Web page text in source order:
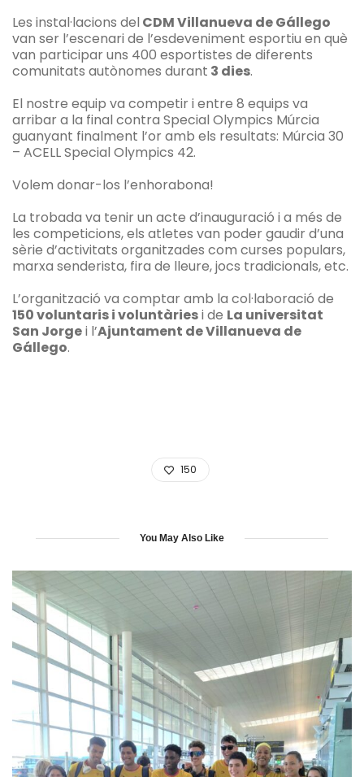
Les instal·lacions del CDM Villanueva de Gállego
van ser l’escenari de l’esdeveniment esportiu en què
van participar uns 400 esportistes de diferents
comunitats autònomes durant 3 dies.
El nostre equip va competir i entre 8 equips va
arribar a la final contra Special Olympics Múrcia
guanyant finalment l’or amb els resultats: Múrcia 30
– ACELL Special Olympics 42.
Volem donar-los l’enhorabona!
La trobada va tenir un acte d’inauguració i a més de
les competicions, els atletes van poder gaudir d’una
sèrie d’activitats organitzades com curses populars,
marxa senderista, fira de lleure, jocs tradicionals, etc.
L’organització va comptar amb la col·laboració de
150 voluntaris i voluntàriesi de La universitat
San Jorgei l’Ajuntament de Villanueva de
Gállego.
150
You May Also Like